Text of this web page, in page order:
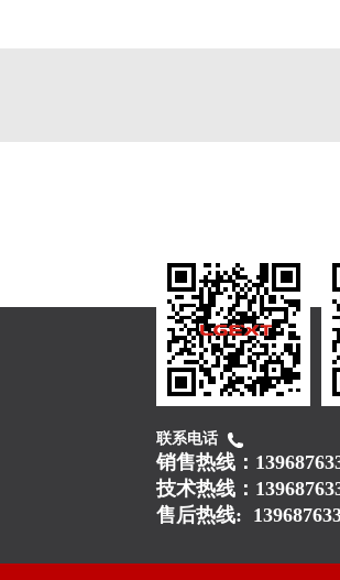
联系电话
销售热线：
技术热线：
售后热线: